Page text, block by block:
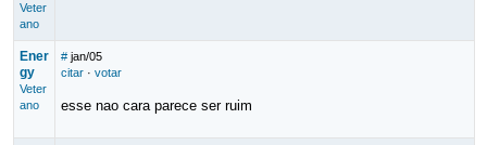
Veter
ano
Ener
gy
Veter
ano
# jan/05
citar· votar
esse nao cara parece ser ruim